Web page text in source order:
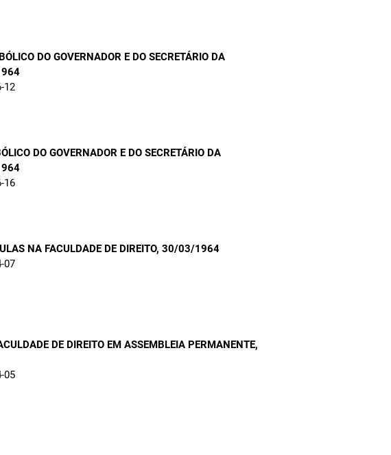
DO GOVERNADOR E DO SECRETÁRIO DA
12
DO GOVERNADOR E DO SECRETÁRIO DA
16
NA FACULDADE DE DIREITO, 30/03/1964
07
DE DIREITO EM ASSEMBLEIA PERMANENTE,
05